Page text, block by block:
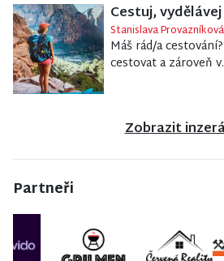
Cestuj,
Stanislava Provazníková
Máš rád/a
cestovat a zároveň
Zobrazit
Partneři